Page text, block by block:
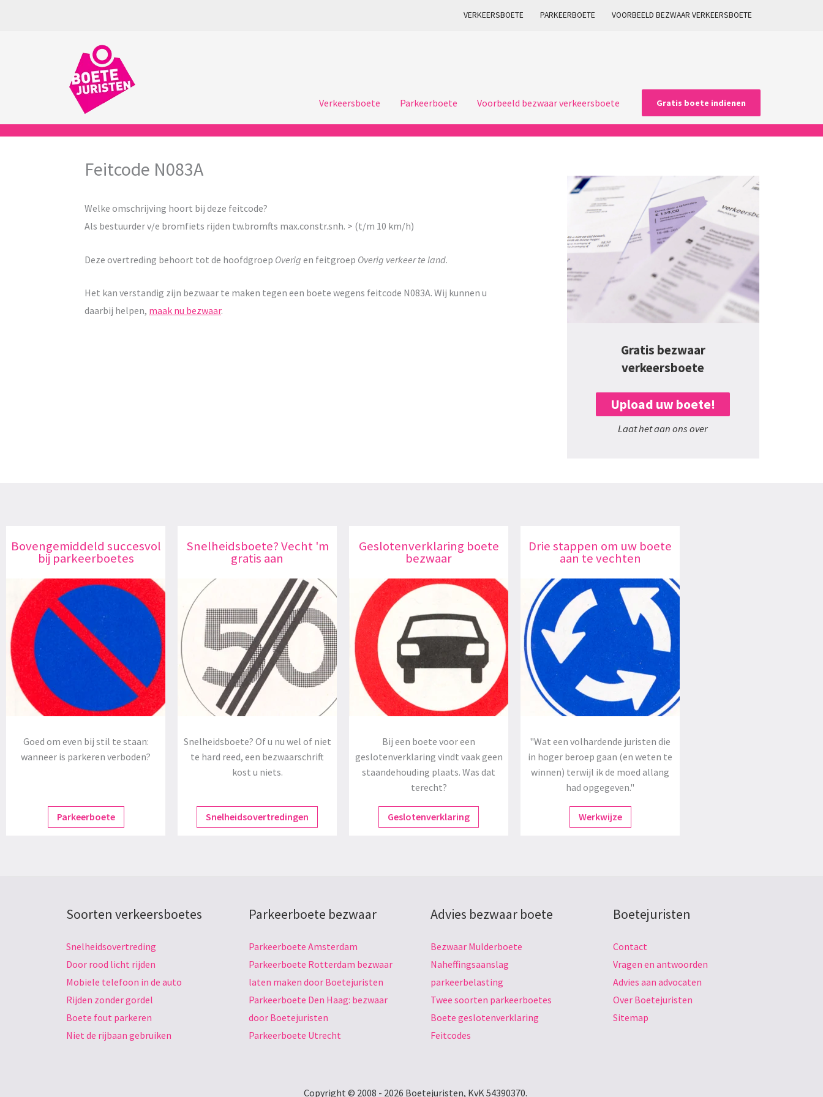
VERKEERSBOETE PARKEERBOETE VOORBEELD BEZWAAR VERKEERSBOETE
Verkeersboete Parkeerboete Voorbeeld bezwaar verkeersboete Gratis boete indienen
Feitcode N083A
Welke omschrijving hoort bij deze feitcode?
Als bestuurder v/e bromfiets rijden tw.bromfts max.constr.snh. > (t/m 10 km/h)
Deze overtreding behoort tot de hoofdgroep Overig en feitgroep Overig verkeer te land.
Het kan verstandig zijn bezwaar te maken tegen een boete wegens feitcode N083A. Wij kunnen u
daarbij helpen, maak nu bezwaar.
Gratis bezwaar
verkeersboete
Upload uw boete!
Laat het aan ons over
Bovengemiddeld succesvol
bij parkeerboetes
Goed om even bij stil te staan:
wanneer is parkeren verboden?
Parkeerboete
Snelheidsboete? Vecht 'm
gratis aan
Snelheidsboete? Of u nu wel of niet
te hard reed, een bezwaarschrift
kost u niets.
Snelheidsovertredingen
Geslotenverklaring boete
bezwaar
Bij een boete voor een
geslotenverklaring vindt vaak geen
staandehouding plaats. Was dat
terecht?
Geslotenverklaring
Drie stappen om uw boete
aan te vechten
"Wat een volhardende juristen die
in hoger beroep gaan (en weten te
winnen) terwijl ik de moed allang
had opgegeven."
Werkwijze
Soorten verkeersboetes
Snelheidsovertreding
Door rood licht rijden
Mobiele telefoon in de auto
Rijden zonder gordel
Boete fout parkeren
Niet de rijbaan gebruiken
Parkeerboete bezwaar
Parkeerboete Amsterdam
Parkeerboete Rotterdam bezwaar
laten maken door Boetejuristen
Parkeerboete Den Haag: bezwaar
door Boetejuristen
Parkeerboete Utrecht
Advies bezwaar boete
Bezwaar Mulderboete
Naheffingsaanslag
parkeerbelasting
Twee soorten parkeerboetes
Boete geslotenverklaring
Feitcodes
Boetejuristen
Contact
Vragen en antwoorden
Advies aan advocaten
Over Boetejuristen
Sitemap
Copyright © 2008 - 2026 Boetejuristen, KvK 54390370.